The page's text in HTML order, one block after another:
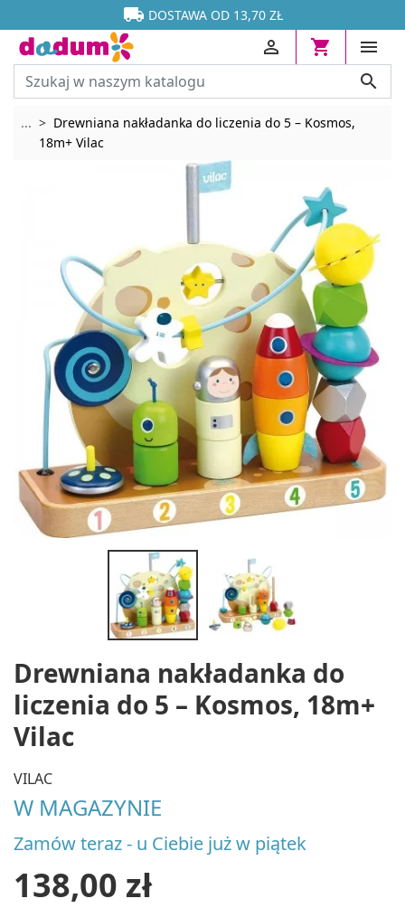

 DOSTAWA OD 13,70 ZŁ






... Rozwiń breadcrumbs
Drewniana nakładanka do liczenia do 5 – Kosmos,
18m+ Vilac
Drewniana nakładanka do
liczenia do 5 – Kosmos, 18m+
Vilac
VILAC
W MAGAZYNIE
Zamów teraz - u Ciebie już w piątek
138,00 zł